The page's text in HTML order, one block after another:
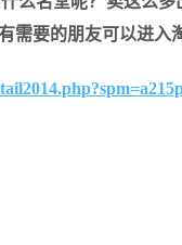
需要的朋友可以进入